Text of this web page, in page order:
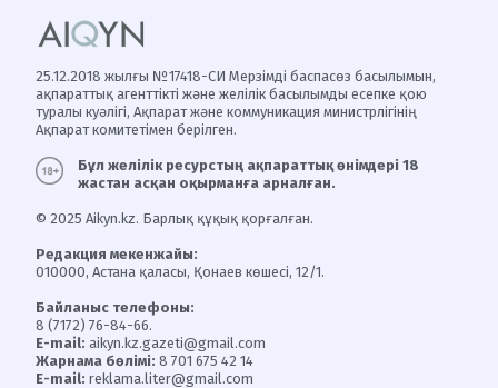
25.12.2018 жылғы №17418-СИ Мерзімді баспасөз басылымын,
ақпараттық агенттікті және желілік басылымды есепке қою
туралы куәлігі, Ақпарат және коммуникация министрлігінің
Ақпарат комитетімен берілген.
Бұл желілік ресурстың ақпараттық өнімдері 18
жастан асқан оқырманға арналған.
© 2025 Aikyn.kz. Барлық құқық қорғалған.
Редакция мекенжайы:
010000, Астана қаласы, Қонаев көшесі, 12/1.
Байланыс телефоны:
8 (7172) 76-84-66.
E-mail: aikyn.kz.gazeti@gmail.com
Жарнама бөлімі: 8 701 675 42 14
E-mail: reklama.liter@gmail.com